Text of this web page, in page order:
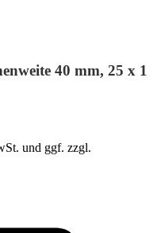
40 mm, 25 x 1
und ggf. zzgl.